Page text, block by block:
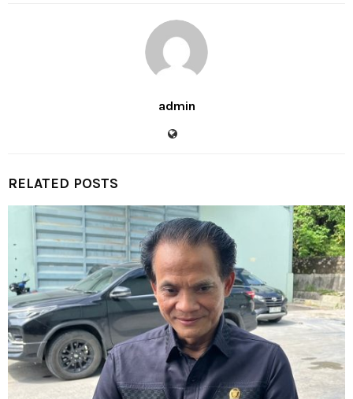
admin
RELATED POSTS